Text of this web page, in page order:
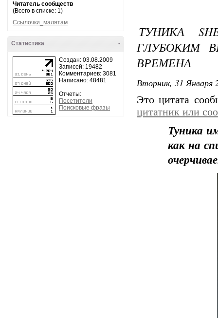
Читатель сообществ
(Всего в списке: 1)
Ссылочки_малятам
-
Статистика
Создан: 03.08.2009
Записей: 19482
Комментариев: 3081
Написано: 48481
Отчеты:
Посетители
Поисковые фразы
ТУНИКА
ГЛУБОКИМ
ВРЕМЕНА
Вторник, 31 Января
Это цитата
цитатник или
Туника
как на